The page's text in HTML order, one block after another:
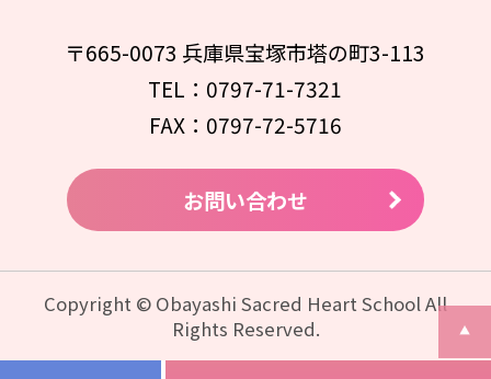
〒665-0073 兵庫県宝塚市塔の町3-113
TEL：0797-71-7321
FAX：0797-72-5716
お問い合わせ
Copyright © Obayashi Sacred Heart School All
Rights Reserved.